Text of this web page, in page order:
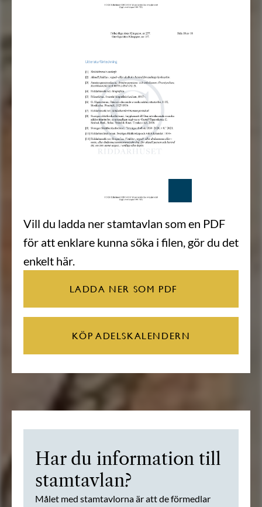
Vill du ladda ner stamtavlan som en PDF
för att enklare kunna söka i filen, gör du det
enkelt här.
LADDA NER SOM PDF
KÖP ADELSKALENDERN
Har du information till
stamtavlan?
Målet med stamtavlorna är att de förmedlar